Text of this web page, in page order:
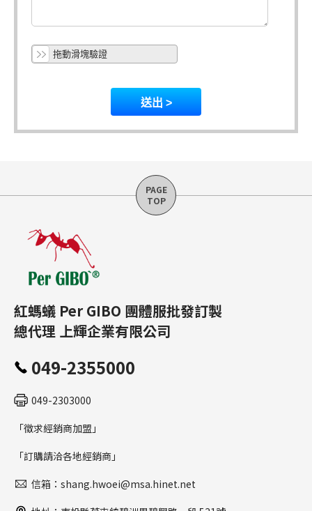
拖動滑塊驗證
紅螞蟻 Per GIBO 團體服批發訂製
總代理 上輝企業有限公司
049-2355000
049-2303000
「徵求經銷商加盟」
「訂購請洽各地經銷商」
信箱：shang.hwoei@msa.hinet.net